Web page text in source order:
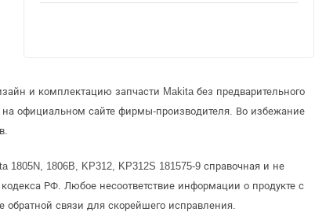
и комплектацию запчасти Makita без предварительного
официальном сайте фирмы-производителя. Во избежание
1806B, KP312, KP312S 181575-9 справочная и не
РФ. Любое несоответствие информации о продукте с
связи для скорейшего исправления.